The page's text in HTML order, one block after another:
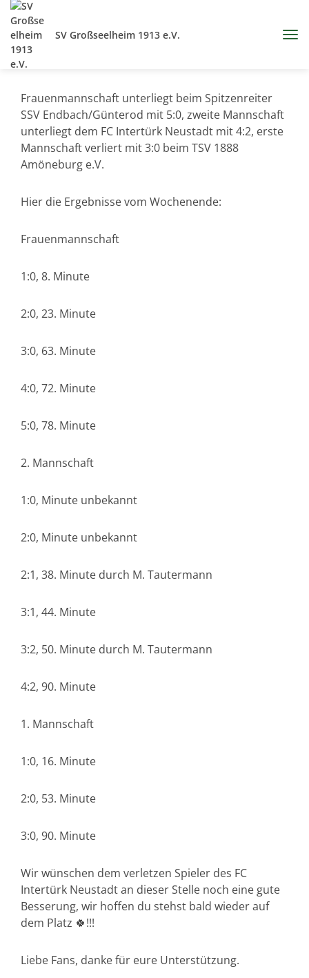
SV Großseelheim 1913 e.V.
Frauenmannschaft unterliegt beim Spitzenreiter
SSV Endbach/Günterod mit 5:0, zweite Mannschaft
unterliegt dem FC Intertürk Neustadt mit 4:2, erste
Mannschaft verliert mit 3:0 beim TSV 1888
Amöneburg e.V.
Hier die Ergebnisse vom Wochenende:
Frauenmannschaft
1:0, 8. Minute
2:0, 23. Minute
3:0, 63. Minute
4:0, 72. Minute
5:0, 78. Minute
2. Mannschaft
1:0, Minute unbekannt
2:0, Minute unbekannt
2:1, 38. Minute durch M. Tautermann
3:1, 44. Minute
3:2, 50. Minute durch M. Tautermann
4:2, 90. Minute
1. Mannschaft
1:0, 16. Minute
2:0, 53. Minute
3:0, 90. Minute
Wir wünschen dem verletzen Spieler des FC
Intertürk Neustadt an dieser Stelle noch eine gute
Besserung, wir hoffen du stehst bald wieder auf
dem Platz 🍀!!!
Liebe Fans, danke für eure Unterstützung.